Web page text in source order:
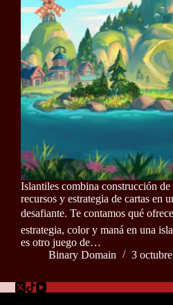
Islantiles combina construcción de
recursos y estrategia de cartas en
desafiante. Te contamos qué
estrategia, color y maná en una
es otro juego de…
Binary Domain
3